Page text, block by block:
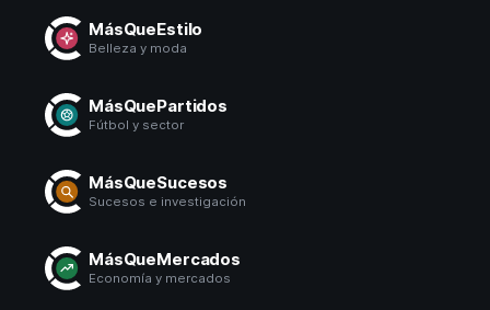
MásQueEstilo
Belleza y moda
MásQuePartidos
Fútbol y sector
MásQueSucesos
Sucesos e investigación
MásQueMercados
Economía y mercados